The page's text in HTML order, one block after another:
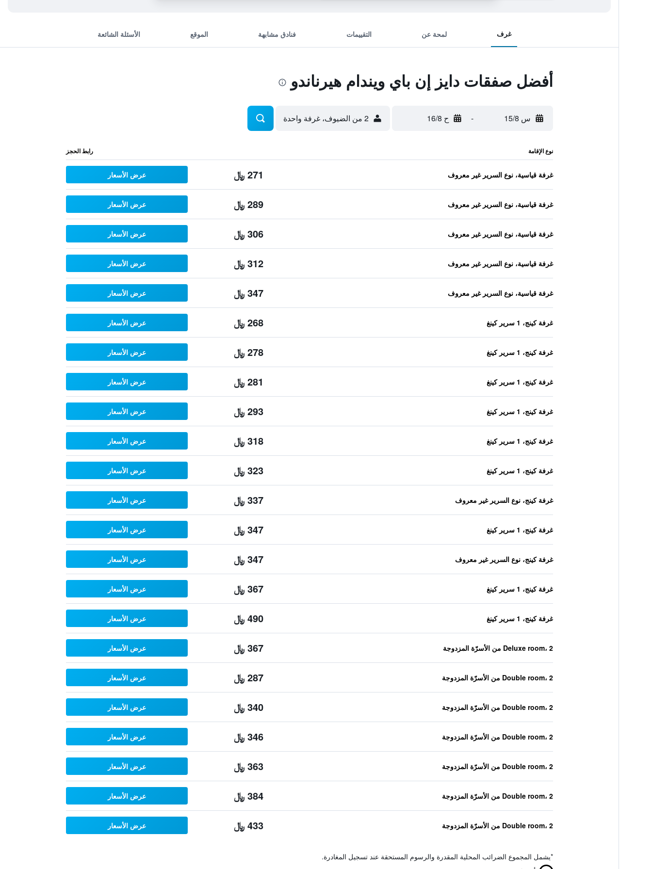
غرف لمحة عن التقييمات فنادق مشابهة الموقع الأسئلة الشائعة
أفضل صفقات دايز إن باي ويندام هيرناندو
س 15/8 - ح 16/8 2 من الضيوف، غرفة واحدة
نوع الإقامة رابط الحجز
غرفة قياسية، نوع السرير غير معروف 271 ﷼ عرض الأسعار
غرفة قياسية، نوع السرير غير معروف 289 ﷼ عرض الأسعار
غرفة قياسية، نوع السرير غير معروف 306 ﷼ عرض الأسعار
غرفة قياسية، نوع السرير غير معروف 312 ﷼ عرض الأسعار
غرفة قياسية، نوع السرير غير معروف 347 ﷼ عرض الأسعار
غرفة كينج، 1 سرير كينغ 268 ﷼ عرض الأسعار
غرفة كينج، 1 سرير كينغ 278 ﷼ عرض الأسعار
غرفة كينج، 1 سرير كينغ 281 ﷼ عرض الأسعار
غرفة كينج، 1 سرير كينغ 293 ﷼ عرض الأسعار
غرفة كينج، 1 سرير كينغ 318 ﷼ عرض الأسعار
غرفة كينج، 1 سرير كينغ 323 ﷼ عرض الأسعار
غرفة كينج، نوع السرير غير معروف 337 ﷼ عرض الأسعار
غرفة كينج، 1 سرير كينغ 347 ﷼ عرض الأسعار
غرفة كينج، نوع السرير غير معروف 347 ﷼ عرض الأسعار
غرفة كينج، 1 سرير كينغ 367 ﷼ عرض الأسعار
غرفة كينج، 1 سرير كينغ 490 ﷼ عرض الأسعار
Deluxe room، 2 من الأسرّة المزدوجة 367 ﷼ عرض الأسعار
Double room، 2 من الأسرّة المزدوجة 287 ﷼ عرض الأسعار
Double room، 2 من الأسرّة المزدوجة 340 ﷼ عرض الأسعار
Double room، 2 من الأسرّة المزدوجة 346 ﷼ عرض الأسعار
Double room، 2 من الأسرّة المزدوجة 363 ﷼ عرض الأسعار
Double room، 2 من الأسرّة المزدوجة 384 ﷼ عرض الأسعار
Double room، 2 من الأسرّة المزدوجة 433 ﷼ عرض الأسعار
*يشمل المجموع الضرائب المحلية المقدرة والرسوم المستحقة عند تسجيل المغادرة.